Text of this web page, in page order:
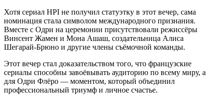
Хотя сериал HPI не получил статуэтку в этот вечер, сама
номинация стала символом международного признания.
Вместе с Одри на церемонии присутствовали режиссёры
Винсент Жамен и Мона Ашаш, создательница Алиса
Шегарай-Брюно и другие члены съёмочной команды.
Этот вечер стал доказательством того, что французские
сериалы способны завоёвывать аудиторию по всему миру, а
для Одри Флёро — моментом, который объединил
профессиональный триумф и личное счастье.